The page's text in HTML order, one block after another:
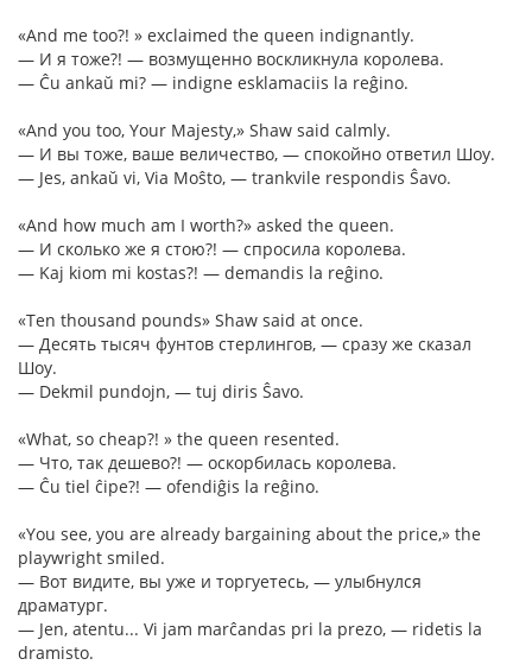
«And me too?! » exclaimed the queen indignantly.
— И я тоже?! — возмущенно воскликнула королева.
— Ĉu ankaŭ mi? — indigne esklamaciis la reĝino.
«And you too, Your Majesty,» Shaw said calmly.
— И вы тоже, ваше величество, — спокойно ответил Шоу.
— Jes, ankaŭ vi, Via Moŝto, — trankvile respondis Ŝavo.
«And how much am I worth?» asked the queen.
— И сколько же я стою?! — спросила королева.
— Kaj kiom mi kostas?! — demandis la reĝino.
«Ten thousand pounds» Shaw said at once.
— Десять тысяч фунтов стерлингов, — сразу же сказал
Шоу.
— Dekmil pundojn, — tuj diris Ŝavo.
«What, so cheap?! » the queen resented.
— Что, так дешево?! — оскорбилась королева.
— Ĉu tiel ĉipe?! — ofendiĝis la reĝino.
«You see, you are already bargaining about the price,» the
playwright smiled.
— Вот видите, вы уже и торгуетесь, — улыбнулся
драматург.
— Jen, atentu... Vi jam marĉandas pri la prezo, — ridetis la
dramisto.